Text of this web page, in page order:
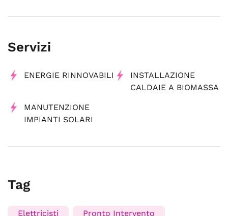
Servizi
ENERGIE RINNOVABILI
INSTALLAZIONE
CALDAIE A BIOMASSA
MANUTENZIONE
IMPIANTI SOLARI
Tag
Elettricisti Pronto Intervento